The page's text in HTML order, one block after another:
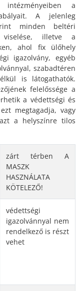
a
A jelenleg
minden beltéri
viselése, illetve a
ahol fix ülőhely
igazolvány, egyéb
szabadtéren
is látogathatók.
felelőssége a
a védettségi és
megtagadja, vagy
a helyszínre tilos
zárt térben A
MASZK
HASZNÁLATA
KÖTELEZŐ!
védettségi
igazolvánnyal nem
rendelkező is részt
vehet